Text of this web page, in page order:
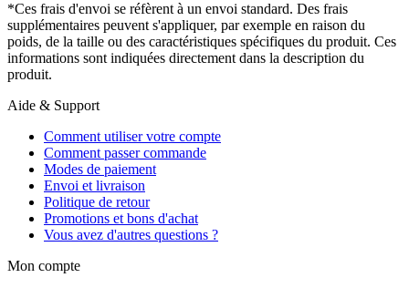
*Ces frais d'envoi se réfèrent à un envoi standard. Des frais
supplémentaires peuvent s'appliquer, par exemple en raison du
poids, de la taille ou des caractéristiques spécifiques du produit. Ces
informations sont indiquées directement dans la description du
produit.
Aide & Support
Comment utiliser votre compte
Comment passer commande
Modes de paiement
Envoi et livraison
Politique de retour
Promotions et bons d'achat
Vous avez d'autres questions ?
Mon compte